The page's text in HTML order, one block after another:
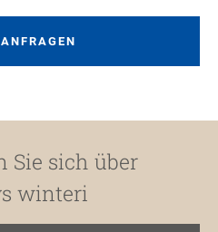
Sie sich über
winteri